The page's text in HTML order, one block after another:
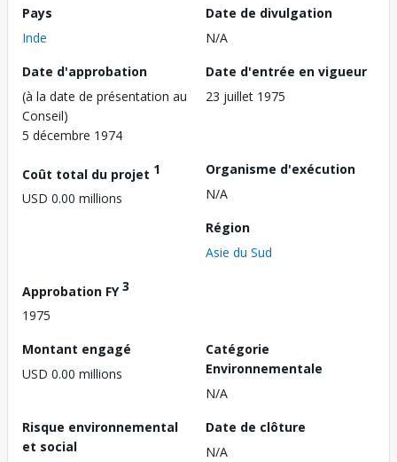
Pays
Inde
Date de divulgation
N/A
Date d'approbation
(à la date de présentation au
Conseil)
5 décembre 1974
Date d'entrée en vigueur
23 juillet 1975
Coût total du projet 1
USD 0.00 millions
Organisme d'exécution
N/A
Région
Asie du Sud
Approbation FY3
1975
Montant engagé
USD 0.00 millions
Catégorie
Environnementale
N/A
Risque environnemental
et social
Date de clôture
N/A